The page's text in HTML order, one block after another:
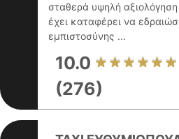
σταθερά υψηλή
έχει καταφέρει να
εμπιστοσύνης ...
10.0
(276)